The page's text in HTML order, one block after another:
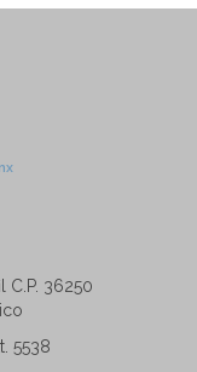
C.P. 36250
5538